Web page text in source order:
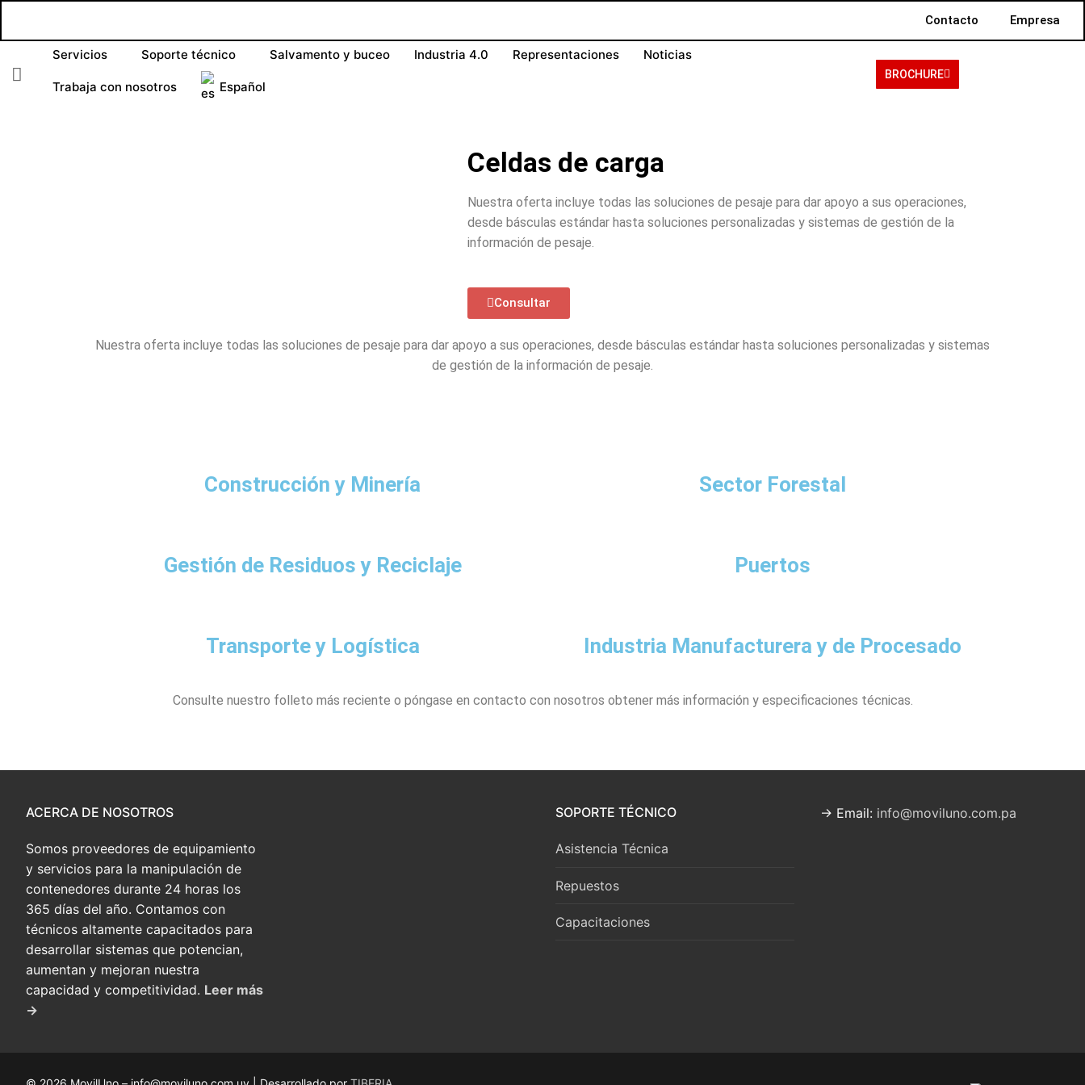
Contacto Empresa
Servicios Soporte técnico Salvamento y buceo Industria 4.0 Representaciones Noticias
Trabaja con nosotros Español
BROCHURE
Celdas de carga
Nuestra oferta incluye todas las soluciones de pesaje para dar apoyo a sus operaciones,
desde básculas estándar hasta soluciones personalizadas y sistemas de gestión de la
información de pesaje.
Consultar
Nuestra oferta incluye todas las soluciones de pesaje para dar apoyo a sus operaciones, desde básculas estándar hasta soluciones personalizadas y sistemas
de gestión de la información de pesaje.
Construcción y Minería Sector Forestal
Gestión de Residuos y Reciclaje Puertos
Transporte y Logística Industria Manufacturera y de Procesado
Consulte nuestro folleto más reciente o póngase en contacto con nosotros obtener más información y especificaciones técnicas.
ACERCA DE NOSOTROS
Somos proveedores de equipamiento
y servicios para la manipulación de
contenedores durante 24 horas los
365 días del año. Contamos con
técnicos altamente capacitados para
desarrollar sistemas que potencian,
aumentan y mejoran nuestra
capacidad y competitividad. Leer más
→
SOPORTE TÉCNICO
Asistencia Técnica
Repuestos
Capacitaciones
→ Email: info@moviluno.com.pa